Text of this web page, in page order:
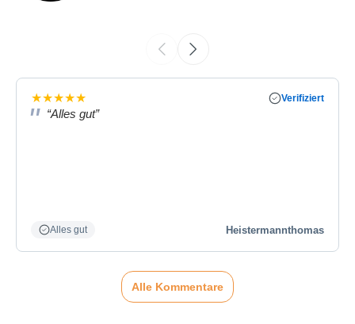
★★★★★ Verifiziert
“Alles gut”
Alles gut Heistermannthomas
Alle Kommentare